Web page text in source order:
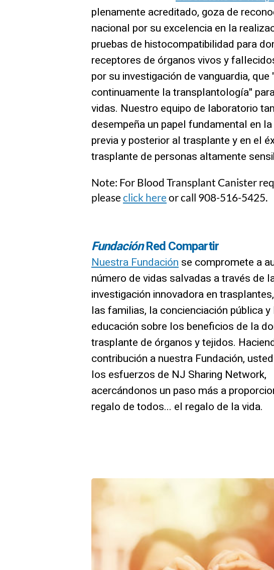
plenamente acreditado, goza de
nacional por su excelencia en la
pruebas de histocompatibilidad para
receptores de órganos vivos y
por su investigación de vanguardia,
continuamente la transplantología"
vidas. Nuestro equipo de laboratorio
desempeña un papel fundamental en
previa y posterior al trasplante y en el
trasplante de personas altamente
Note: For Blood Transplant Canister
pleaseclick hereor call 908-516-5425.
FundaciónRed Compartir
Nuestra Fundaciónse compromete a
número de vidas salvadas a través de
investigación innovadora en
las familias, la concienciación pública y
educación sobre los beneficios de la
trasplante de órganos y tejidos.
contribución a nuestra Fundación,
los esfuerzos de NJ Sharing Network,
acercándonos un paso más a
regalo de todos... el regalo de la vida.